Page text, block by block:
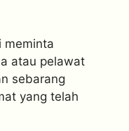
meminta
atau pelawat
sebarang
yang telah